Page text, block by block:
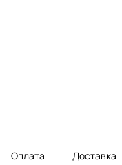
Оплата Доставка